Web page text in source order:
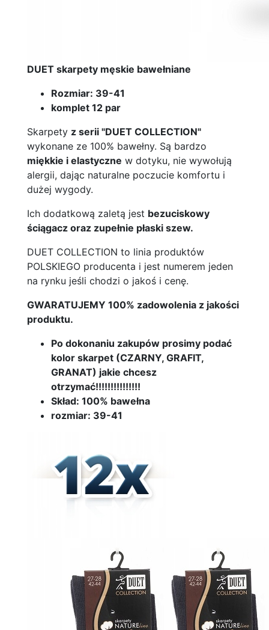
DUET skarpety męskie bawełniane
Rozmiar: 39-41
komplet 12 par
Skarpety z serii "DUET COLLECTION"
wykonane ze 100% bawełny. Są bardzo
miękkie i elastyczne w dotyku, nie wywołują
alergii, dając naturalne poczucie komfortu i
dużej wygody.
Ich dodatkową zaletą jest bezuciskowy
ściągacz oraz zupełnie płaski szew.
DUET COLLECTION to linia produktów
POLSKIEGO producenta i jest numerem jeden
na rynku jeśli chodzi o jakoś i cenę.
GWARATUJEMY 100% zadowolenia z jakości
produktu.
Po dokonaniu zakupów prosimy podać
kolor skarpet (CZARNY, GRAFIT,
GRANAT) jakie chcesz
otrzymać!!!!!!!!!!!!!!!
Skład: 100% bawełna
rozmiar: 39-41